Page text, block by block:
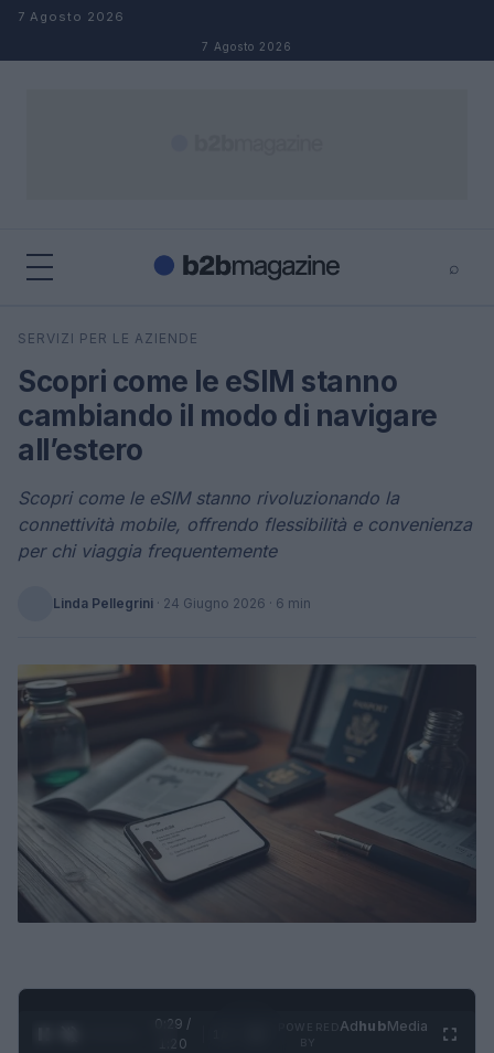
Salta al contenuto
7 Agosto 2026
7 Agosto 2026
⌕
Cerca
SERVIZI PER LE AZIENDE
Scopri come le eSIM stanno
cambiando il modo di navigare
all’estero
Scopri come le eSIM stanno rivoluzionando la
connettività mobile, offrendo flessibilità e convenienza
per chi viaggia frequentemente
Linda Pellegrini · 24 Giugno 2026 · 6 min
0:30 /
1:20
AdhubMedia